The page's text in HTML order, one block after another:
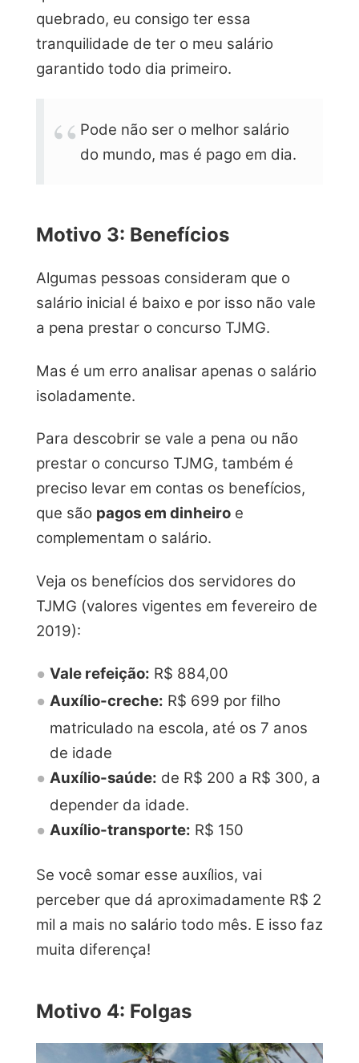
quebrado, eu consigo ter essa
tranquilidade de ter o meu salário
garantido todo dia primeiro.
Pode não ser o melhor salário
do mundo, mas é pago em dia.
Motivo 3: Benefícios
Algumas pessoas consideram que o
salário inicial é baixo e por isso não vale
a pena prestar o concurso TJMG.
Mas é um erro analisar apenas o salário
isoladamente.
Para descobrir se vale a pena ou não
prestar o concurso TJMG, também é
preciso levar em contas os benefícios,
que são pagos em dinheiroe
complementam o salário.
Veja os benefícios dos servidores do
TJMG (valores vigentes em fevereiro de
2019):
Vale refeição: R$ 884,00
Auxílio-creche: R$ 699 por filho
matriculado na escola, até os 7 anos
de idade
Auxílio-saúde: de R$ 200 a R$ 300, a
depender da idade.
Auxílio-transporte: R$ 150
Se você somar esse auxílios, vai
perceber que dá aproximadamente R$ 2
mil a mais no salário todo mês. E isso faz
muita diferença!
Motivo 4: Folgas